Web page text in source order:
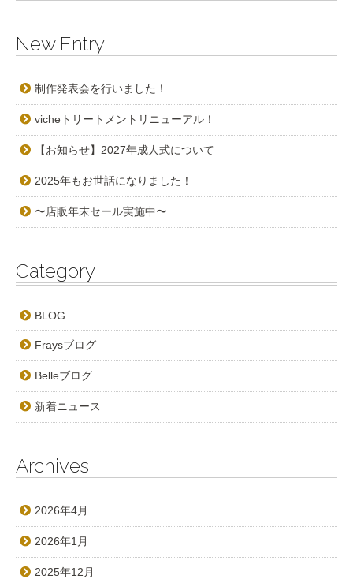
New Entry
制作発表会を行いました！
vicheトリートメントリニューアル！
【お知らせ】2027年成人式について
2025年もお世話になりました！
〜店販年末セール実施中〜
Category
BLOG
Fraysブログ
Belleブログ
新着ニュース
Archives
2026年4月
2026年1月
2025年12月